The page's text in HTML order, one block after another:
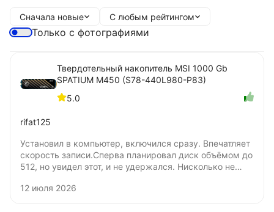
Сначала новые С любым рейтингом
Только с фотографиями
Твердотельный накопитель MSI 1000 Gb
SPATIUM M450 (S78-440L980-P83)
5.0
rifat125
Установил в компьютер, включился сразу. Впечатляет
скорость записи.Сперва планировал диск объёмом до
512, но увидел этот, и не удержался. Нисколько не
только, бумажную наклейку нужно удалять для
12 июля 2026